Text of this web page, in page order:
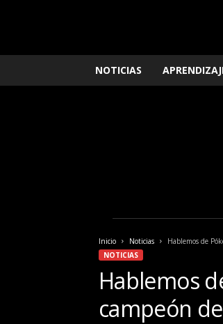
o
a
s
a
e
NOTICIAS
Inicio Noticias
Hablemos de
NOTICIAS
Hablemos
campeón